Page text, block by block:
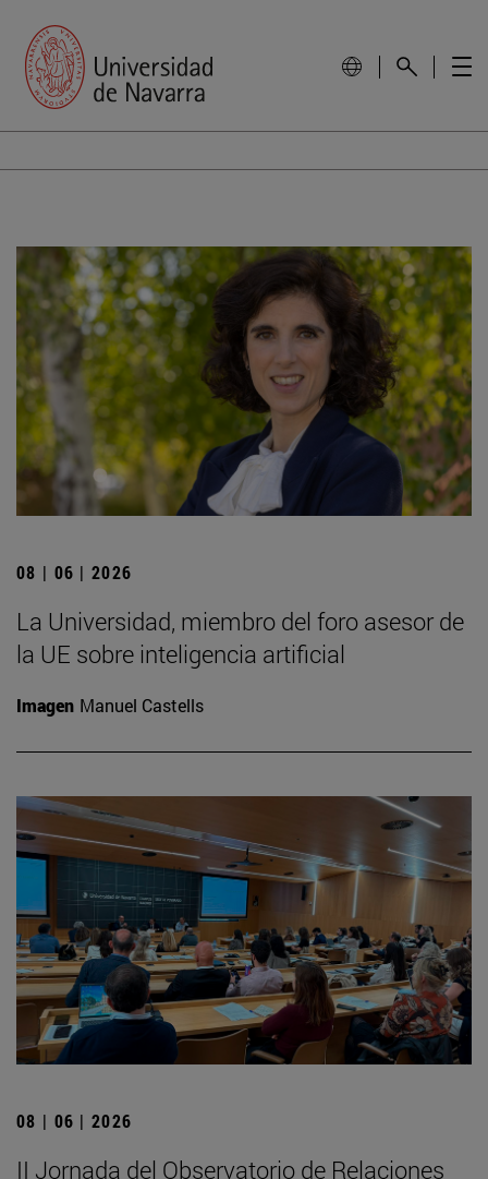
08 | 06 | 2026
La Universidad, miembro del foro asesor de
la UE sobre inteligencia artificial
Imagen Manuel Castells
08 | 06 | 2026
II Jornada del Observatorio de Relaciones